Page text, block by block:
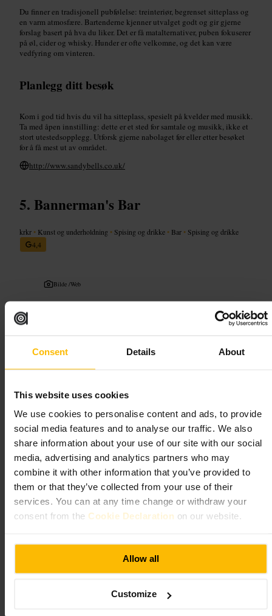
Consent Details About
This website uses cookies
We use cookies to personalise content and ads, to provide
social media features and to analyse our traffic. We also
share information about your use of our site with our social
media, advertising and analytics partners who may
combine it with other information that you’ve provided to
them or that they’ve collected from your use of their
services. You can at any time change or withdraw your
consent from the Cookie Declaration on our website.
Allow all
Customize
Du finner en tradisjonell pubfølelse: treinteriør, begrenset sitteplass og
en varm atmosfære. Bartenderne kjenner utvalget godt og gir gjerne
forslag basert på hva du liker. Det er få matalternativer, puben fokuserer
på øl, cider og whisky. Hunder er ofte velkomne, og det kan være
vedfyring om vinteren.
Planlegg ditt besøk
Kom i god tid hvis du vil ha sitteplass, spesielt på kvelder med musikk.
Ta med åpen innstilling: dette er et sted for samtale og musikk, ikke et
stort utestedsopplegg. Utforsk gjerne nabolaget før eller etter besøket
for å få mest ut av området.
http://www.sandybells.co.uk/
Bannerman's Bar
krkr • Kunst og underholdning • Spising og drikke • Bar • Spising og drikke
4,4
Bilde /Web
“En trivelig pub med lokal stemning i
# Gammelbyen # Publiv #Bar #Godeøl #Cocktails
#Vennligstemning #Livemusikk
Hva du kan forvente
Koselige sitteplasser og en lavmælt, uformell stemning. Menyen
fokuserer på drikkevarer, med flere øl- og cocktailvalg, pluss enkle
retter som passer til deling. Betjeningen er vennlig, og stedet har et
klassisk pubpreg fremfor moderne design.
Planlegg ditt besøk
Prøv et lokalt øl eller en signaturcocktail, og del gjerne noen av
pubens enkle retter. Kombiner besøket med en spasertur i området for å